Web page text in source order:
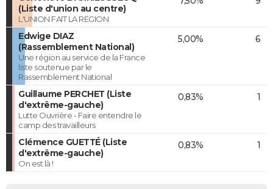
(Liste d'union au centre)
L'UNION FAIT LA REGION
Edwige DIAZ
(Rassemblement National)
Une région au service de la France
liste soutenue par le
Rassemblement National
5,00% 6
Guillaume PERCHET (Liste
d'extrême-gauche)
Lutte Ouvrière - Faire entendre le
camp des travailleurs
0,83% 1
Clémence GUETTÉ (Liste
d'extrême-gauche)
On est là !
0,83% 1